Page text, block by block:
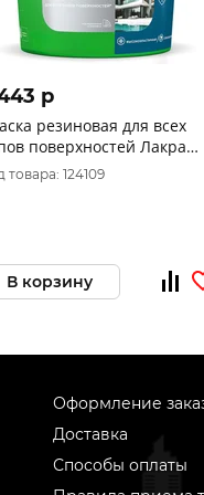
p
резиновая для всех
поверхностей Лакра
IT база А, Белый RAL
6 кг
товара: 124109
В корзину
Оформление
Доставка
Способы оплаты